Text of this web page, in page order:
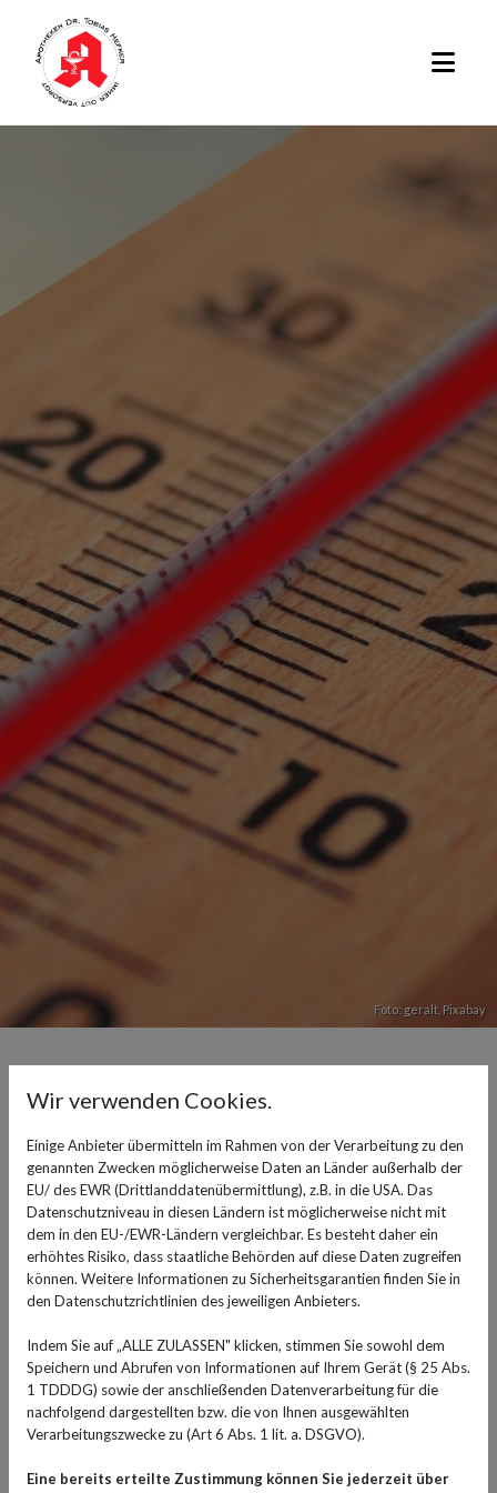
Foto: geralt, Pixabay
Nicht jeder verträgt die Hitze im Sommer gleich gut. Am
Arbeitsplatz kann sie körperliche Kraft und
Konzentration kosten. Ältere Menschen, kleine Kinder
und Menschen mit gesundheitlichen Problemen können
mit Hitze oft nicht umgehen, der Kreislauf macht
Schlafzimmer viel zu heiß ist, um richtig gut zu schlafen,
wünscht sich fast jeder ein wenig Abkühlung. Doch
welche Maßnahmen ergreift man am besten, wenn man
es im Sommer lieber kühler hätte? Der erste Tipp: Sich
Schatten aufzuhalten ist immer die bessere Wahl.
Wir verwenden Cookies.
Einige Anbieter übermitteln im Rahmen von der Verarbeitung zu den
genannten Zwecken möglicherweise Daten an Länder außerhalb der
EU/ des EWR (Drittlanddatenübermittlung), z.B. in die USA. Das
Datenschutzniveau in diesen Ländern ist möglicherweise nicht mit
dem in den EU-/EWR-Ländern vergleichbar. Es besteht daher ein
erhöhtes Risiko, dass staatliche Behörden auf diese Daten zugreifen
können. Weitere Informationen zu Sicherheitsgarantien finden Sie in
den Datenschutzrichtlinien des jeweiligen Anbieters.
Indem Sie auf „ALLE ZULASSEN" klicken, stimmen Sie sowohl dem
Speichern und Abrufen von Informationen auf Ihrem Gerät (§ 25 Abs.
1 TDDDG) sowie der anschließenden Datenverarbeitung für die
nachfolgend dargestellten bzw. die von Ihnen ausgewählten
Verarbeitungszwecke zu (Art 6 Abs. 1 lit. a. DSGVO).
Eine bereits erteilte Zustimmung können Sie jederzeit über